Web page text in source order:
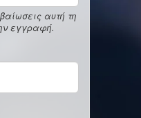
αυτή τη
εγγραφή.